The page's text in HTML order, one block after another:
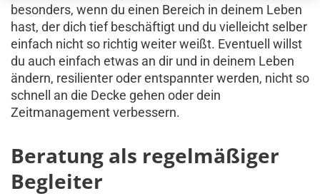
besonders, wenn du einen Bereich in deinem Leben
hast, der dich tief beschäftigt und du vielleicht selber
einfach nicht so richtig weiter weißt. Eventuell willst
du auch einfach etwas an dir und in deinem Leben
ändern, resilienter oder entspannter werden, nicht so
schnell an die Decke gehen oder dein
Zeitmanagement verbessern.
Beratung als regelmäßiger
Begleiter